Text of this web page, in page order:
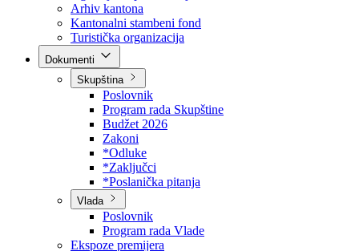
BPK šume
RTV BPK
Agencija za privatizaciju
Arhiv kantona
Kantonalni stambeni fond
Turistička organizacija
Skupština
Poslovnik
Program rada Skupštine
Budžet 2026
Zakoni
*Odluke
*Zaključci
*Poslanička pitanja
Vlada